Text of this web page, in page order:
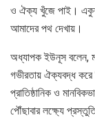
ও ঐক্য খুঁজে পাই। একুশ
আমাদের পথ দেখায়।
অধ্যাপক ইউনূস বলেন,
গভীরতায় ঐক্যবদ্ধ করে
প্রাতিষ্ঠানিক ও
পৌঁছাবার লক্ষ্যে